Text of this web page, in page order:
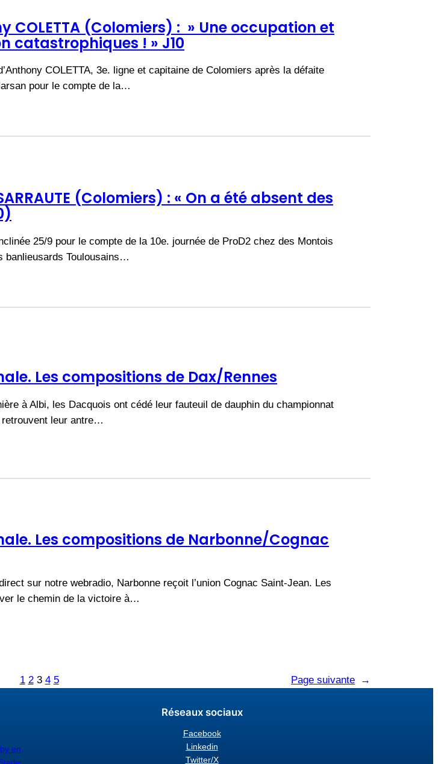
COLETTA (Colomiers) : » Une occupation et
catastrophiques ! » J10
COLETTA, 3e. ligne et capitaine de Colomiers après la défaite
pour le compte de la…
(Colomiers) : « On a été absent des
25/9 pour le compte de la 10e. journée de ProD2 chez des Montois
banlieusards Toulousains…
Les compositions de Dax/Rennes
à Albi, les Dacquois ont cédé leur fauteuil de dauphin du championnat
leur antre…
Les compositions de Narbonne/Cognac
sur notre webradio, Narbonne reçoit l’union Cognac Saint-Jean. Les
le chemin de la victoire à…
1 2 3 4 5 Page suivante →
en
Réseaux sociaux
Facebook
Linkedin
Twitter/X